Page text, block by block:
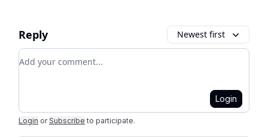
Reply Newest first
Add your comment
Login
Login or Subscribe to participate.